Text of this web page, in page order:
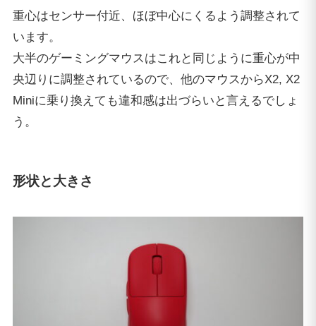
重心はセンサー付近、ほぼ中心にくるよう調整されて
います。
大半のゲーミングマウスはこれと同じように重心が中
央辺りに調整されているので、他のマウスからX2, X2
Miniに乗り換えても違和感は出づらいと言えるでしょ
う。
形状と大きさ